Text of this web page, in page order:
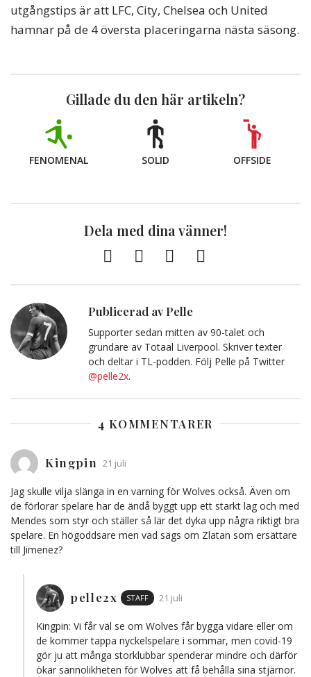
utgångstips är att LFC, City, Chelsea och United
hamnar på de 4 översta placeringarna nästa säsong.
Gillade du den här artikeln?
FENOMENAL SOLID OFFSIDE
Dela med dina vänner!
FacebookTwitter
Kopiera
till
Publicerad av Pelle
Supporter sedan mitten av 90-talet och
grundare av Totaal Liverpool. Skriver texter
och deltar i TL-podden. Följ Pelle på Twitter
@pelle2x.
4 KOMMENTARER
Kingpin 21 juli
Jag skulle vilja slänga in en varning för Wolves också. Även om
de förlorar spelare har de ändå byggt upp ett starkt lag och med
Mendes som styr och ställer så lär det dyka upp några riktigt bra
spelare. En högoddsare men vad sägs om Zlatan som ersättare
till Jimenez?
pelle2x STAFF 21 juli
Kingpin: Vi får väl se om Wolves får bygga vidare eller om
de kommer tappa nyckelspelare i sommar, men covid-19
gör ju att många storklubbar spenderar mindre och därför
ökar sannolikheten för Wolves att få behålla sina stjärnor.